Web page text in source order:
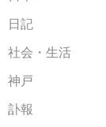
日記
社会・生活
神戸
訃報